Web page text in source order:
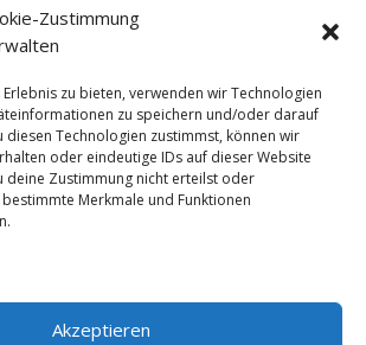
Zustimmung
zu bieten, verwenden wir Technologien
zu speichern und/oder darauf
diesen Technologien zustimmst, können wir
oder eindeutige IDs auf dieser Website
deine Zustimmung nicht erteilst oder
Merkmale und Funktionen
Akzeptieren
zu Ludwig Hirsch. Er hatte ihn
ging ihm einen Schritt entgegen. Im
Schauspieler und Sänger
Weg: Ein letaler Abgang...
Nächste Einträge »